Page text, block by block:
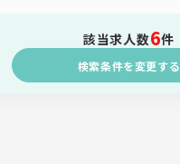
該当求人数6件
検索条件を変更する